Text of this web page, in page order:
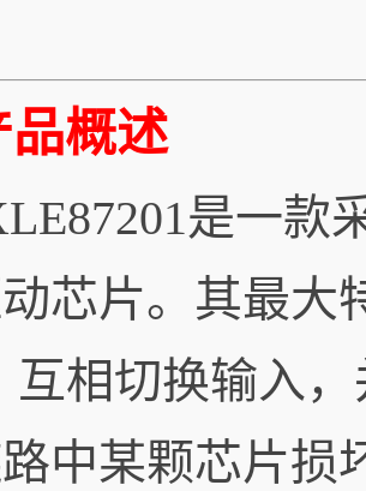
概述
是一款
芯片。其最大
互相切换输入
中某颗芯片损